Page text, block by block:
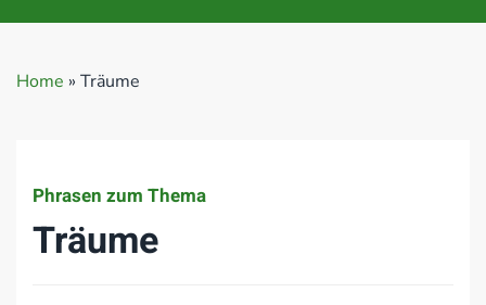
Home » Träume
Phrasen zum Thema
Träume